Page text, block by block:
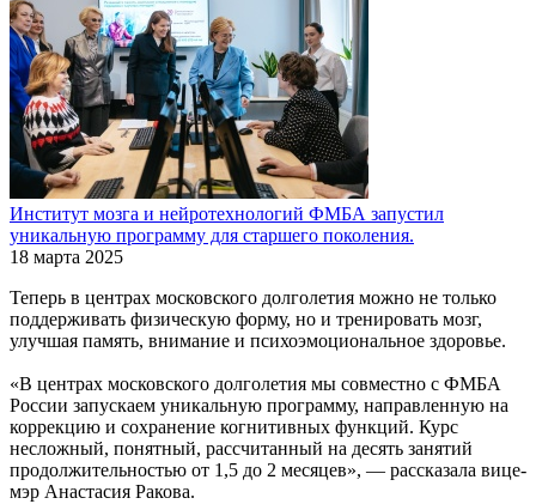
Институт мозга и нейротехнологий ФМБА запустил
уникальную программу для старшего поколения.
18 марта 2025
Теперь в центрах московского долголетия можно не только
поддерживать физическую форму, но и тренировать мозг,
улучшая память, внимание и психоэмоциональное здоровье.
«В центрах московского долголетия мы совместно с ФМБА
России запускаем уникальную программу, направленную на
коррекцию и сохранение когнитивных функций. Курс
несложный, понятный, рассчитанный на десять занятий
продолжительностью от 1,5 до 2 месяцев», — рассказала вице-
мэр Анастасия Ракова.